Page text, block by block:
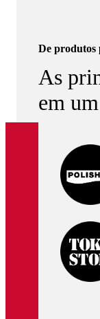
De produtos
As
em